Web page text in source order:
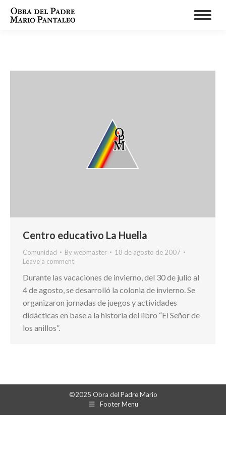
Centro educativo La Huella
Comunidad Bywebmaster
18 de agosto de 2007
Leave a comment
Durante las vacaciones de invierno, del 30 de julio al
4 de agosto, se desarrolló la colonia de invierno. Se
organizaron jornadas de juegos y actividades
didácticas en base a la historia del libro “El Señor de
los anillos”.
©2025 Obra del Padre Mario
Footer Menu